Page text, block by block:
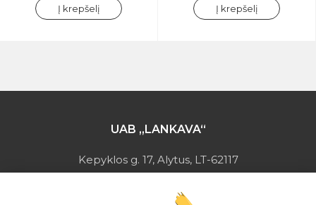
Į krepšelį Į krepšelį
UAB „LANKAVA“
Kepyklos g. 17, Alytus, LT-62117
Įmonės kodas: 149728275
PVM mokėtojo kodas: LT497282716